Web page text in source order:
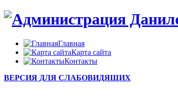
Главная
Карта сайта
Контакты
ВЕРСИЯ ДЛЯ СЛАБОВИДЯЩИХ